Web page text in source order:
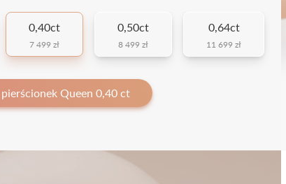
0,40ct
7 499 zł
0,50ct
8 499 zł
0,64ct
11 699 zł
Queen 0,40 ct